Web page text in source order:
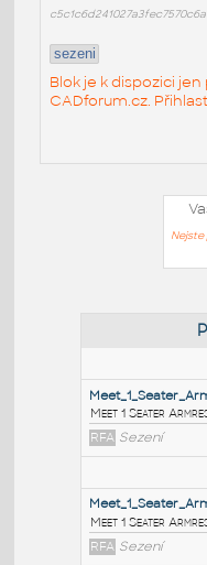
sezeni
Blok je k dispozici
CADforum.cz.
Nejste